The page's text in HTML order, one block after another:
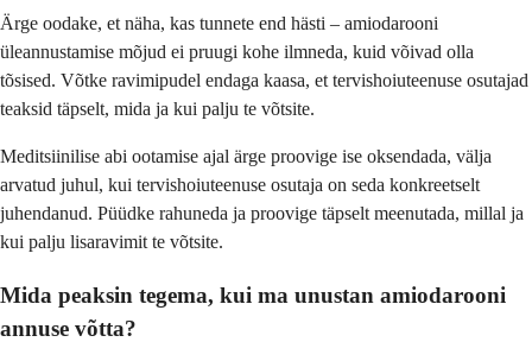
Ärge oodake, et näha, kas tunnete end hästi – amiodarooni
üleannustamise mõjud ei pruugi kohe ilmneda, kuid võivad olla
tõsised. Võtke ravimipudel endaga kaasa, et tervishoiuteenuse osutajad
teaksid täpselt, mida ja kui palju te võtsite.
Meditsiinilise abi ootamise ajal ärge proovige ise oksendada, välja
arvatud juhul, kui tervishoiuteenuse osutaja on seda konkreetselt
juhendanud. Püüdke rahuneda ja proovige täpselt meenutada, millal ja
kui palju lisaravimit te võtsite.
Mida peaksin tegema, kui ma unustan amiodarooni
annuse võtta?